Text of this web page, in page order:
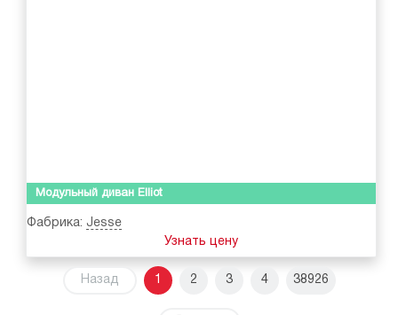
Модульный диван Elliot
Фабрика: Jesse
Узнать цену
Назад 1 2 3 4 38926